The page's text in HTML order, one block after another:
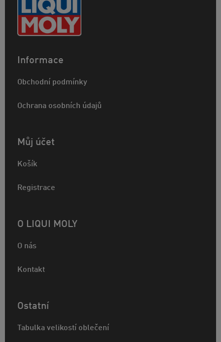
Informace
Obchodní podmínky
Ochrana osobních údajů
Můj účet
Košík
Registrace
O LIQUI MOLY
O nás
Kontakt
Ostatní
Tabulka velikostí oblečení